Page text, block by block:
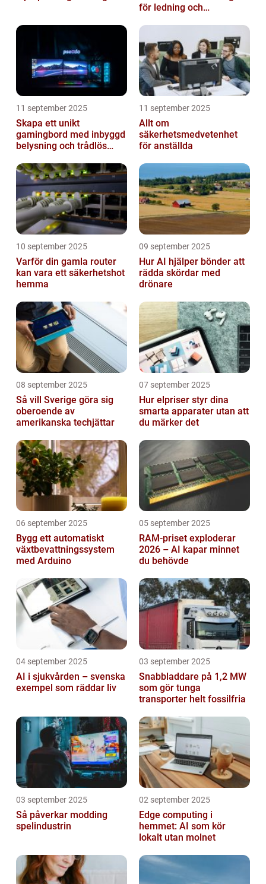
för ledning och
11 september 2025
Skapa ett unikt
gamingbord med inbyggd
belysning och trådlös
11 september 2025
Allt om
säkerhetsmedvetenhet
för anställda
10 september 2025
Varför din gamla router
kan vara ett säkerhetshot
hemma
09 september 2025
Hur AI hjälper bönder att
rädda skördar med
drönare
08 september 2025
Så vill Sverige göra sig
oberoende av
amerikanska techjättar
07 september 2025
Hur elpriser styr dina
smarta apparater utan att
du märker det
06 september 2025
Bygg ett automatiskt
växtbevattningssystem
med Arduino
05 september 2025
RAM-priset exploderar
2026 – AI kapar minnet
du behövde
04 september 2025
AI i sjukvården – svenska
exempel som räddar liv
03 september 2025
Snabbladdare på 1,2 MW
som gör tunga
transporter helt fossilfria
03 september 2025
Så påverkar modding
spelindustrin
02 september 2025
Edge computing i
hemmet: AI som kör
lokalt utan molnet